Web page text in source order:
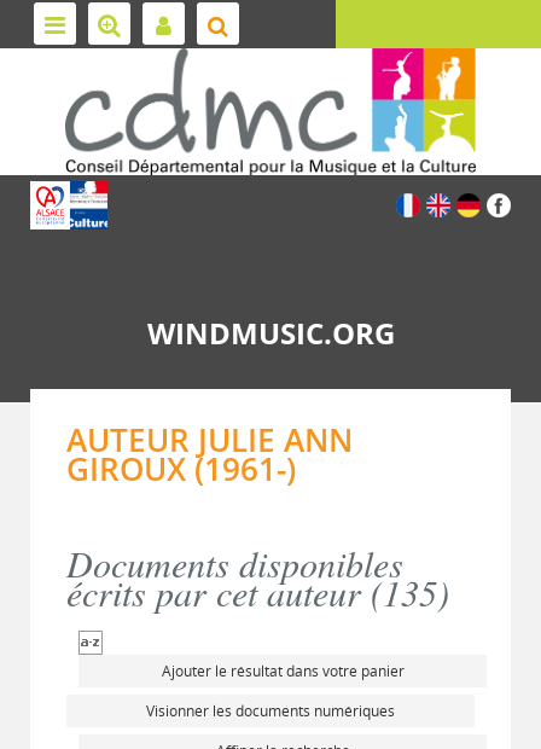
WINDMUSIC.ORG
AUTEUR JULIE ANN
GIROUX (1961-)
Documents disponibles
écrits par cet auteur (135)
Ajouter le résultat dans votre panier
Visionner les documents numériques